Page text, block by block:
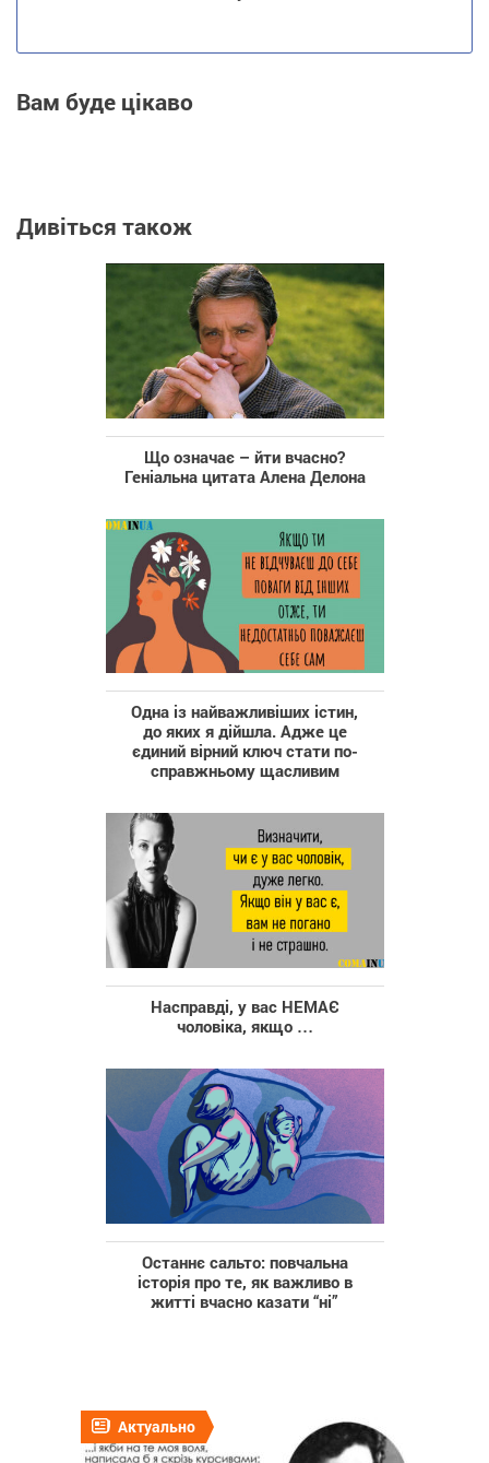
Вам буде цікаво
Дивіться також
Що означає – йти вчасно?
Геніальна цитата Алена Делона
Одна із найважливіших істин,
до яких я дійшла. Адже це
єдиний вірний ключ стати по-
справжньому щасливим
Насправді, у вас НЕМАЄ
чоловіка, якщо …
Останнє сальто: повчальна
історія про те, як важливо в
житті вчасно казати “ні”
Актуально